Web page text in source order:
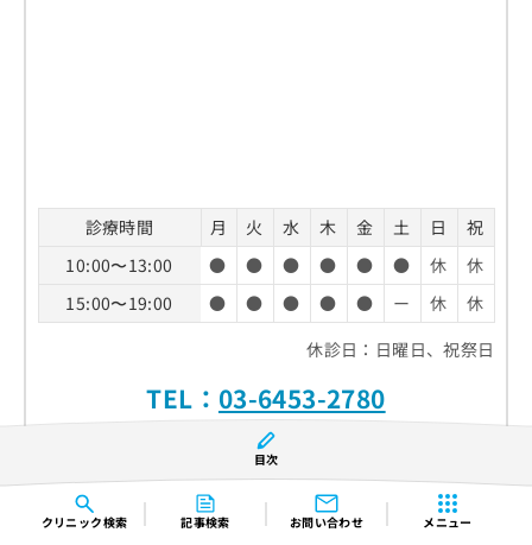
クリニック検索 記事検索 お問い合わせ メニュー
診療時間 月 火 水 木 金 土 日
祝
10:00〜13:00
● ● ● ● ● ● 休
休
15:00〜19:00
● ● ● ● ● ー 休
休
休診日：日曜日、祝祭日
TEL： 03-6453-2780
ホームページ
目次